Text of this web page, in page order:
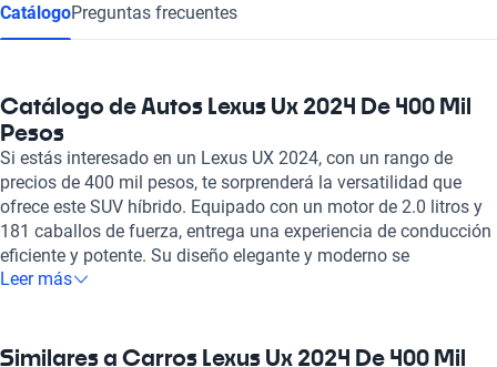
CatálogoPreguntas frecuentes
Catálogo de Autos Lexus Ux 2024 De 400 Mil
Pesos
Si estás interesado en un Lexus UX 2024, con un rango de
precios de 400 mil pesos, te sorprenderá la versatilidad que
ofrece este SUV híbrido. Equipado con un motor de 2.0 litros y
181 caballos de fuerza, entrega una experiencia de conducción
eficiente y potente. Su diseño elegante y moderno se
complementa con un interior lujoso, donde los asientos de piel
puntos destacados del Lexus UX 2024. Con integración móvil a
Leer más
Similares a Carros Lexus Ux 2024 De 400 Mil